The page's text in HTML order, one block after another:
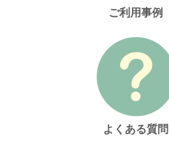
ご利用事例
よくある質問